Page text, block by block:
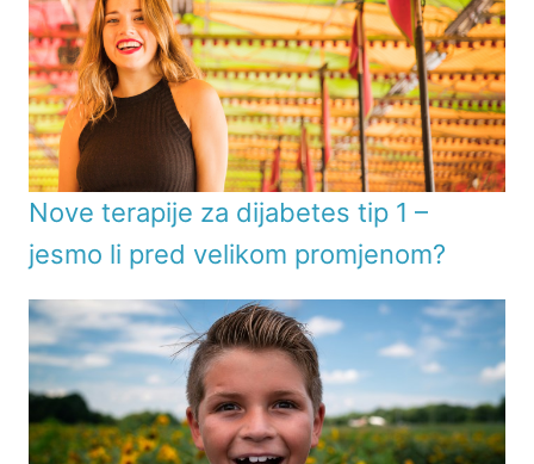
Nove terapije za dijabetes tip 1 –
jesmo li pred velikom promjenom?